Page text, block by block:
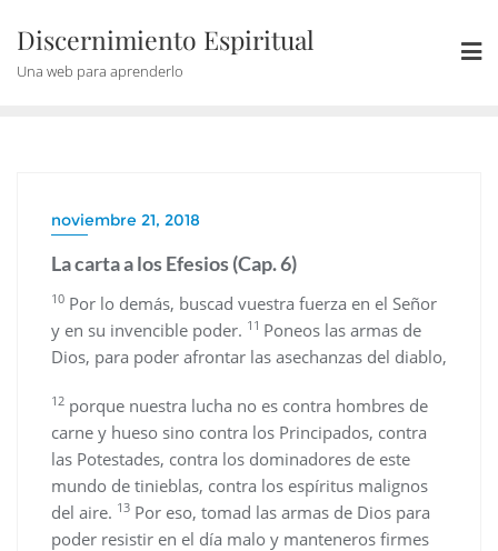
Discernimiento Espiritual
Una web para aprenderlo
noviembre 21, 2018
La carta a los Efesios (Cap. 6)
10 Por lo demás, buscad vuestra fuerza en el Señor
y en su invencible poder. 11 Poneos las armas de
Dios, para poder afrontar las asechanzas del diablo,
12 porque nuestra lucha no es contra hombres de
carne y hueso sino contra los Principados, contra
las Potestades, contra los dominadores de este
mundo de tinieblas, contra los espíritus malignos
del aire. 13 Por eso, tomad las armas de Dios para
poder resistir en el día malo y manteneros firmes